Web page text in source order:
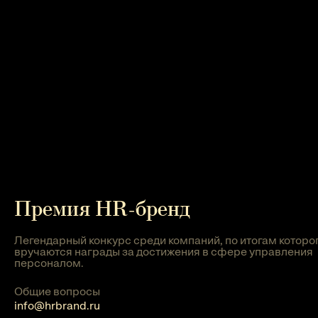
Премия HR-бренд
Легендарный конкурс среди компаний, по итогам
вручаются награды за достижения в сфере управления
персоналом.
Общие вопросы
info@hrbrand.ru